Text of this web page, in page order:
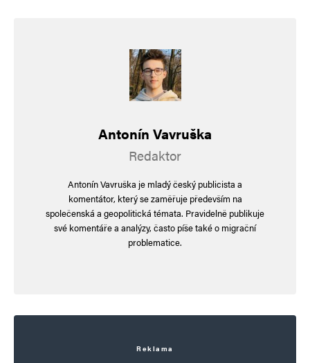
až po hlásání neexistence dobra a zla
(východisko satanismu). Tyhle tendence buď
časem vyšumí, anebo společnost zničí.
vůči kráse stvoření, jejímž zdrojem je
svrchovaná realita ve své duální mužské
a ženské podobě, jíž jsou lidské bytosti malými
Antonín Vavruška
Redaktor
Antonín Vavruška je mladý český publicista a
komentátor, který se zaměřuje především na
společenská a geopolitická témata. Pravidelně publikuje
své komentáře a analýzy, často píše také o migrační
problematice.
Reklama